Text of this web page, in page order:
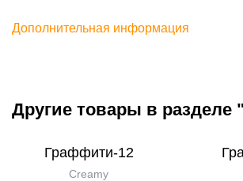
Дополнительная информация
Другие товары в разделе
Граффити-12
Creamy